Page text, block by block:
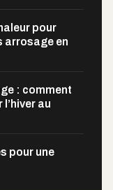
pour
arrosage en
: comment
au
pour une